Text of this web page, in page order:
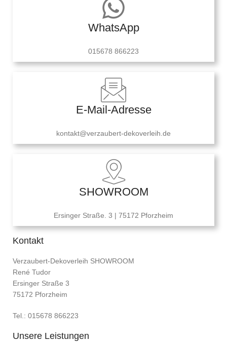
WhatsApp
015678 866223
E-Mail-Adresse
kontakt@verzaubert-dekoverleih.de
SHOWROOM
Ersinger Straße. 3 | 75172 Pforzheim
Kontakt
Verzaubert-Dekoverleih SHOWROOM
René Tudor
Ersinger Straße 3
75172 Pforzheim
Tel.: 015678 866223
Unsere Leistungen